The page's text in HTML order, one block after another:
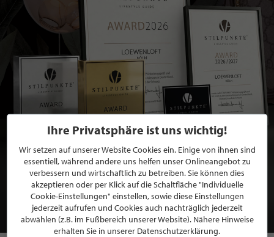
BEWERBEN SIE SICH FÜR EINE GRATIS
MITGLIEDSCHAFT BEI STILPUNKTE®
JETZT GRATIS BEWERBEN
Ihre Privatsphäre ist uns wichtig!
Wir setzen auf unserer Website Cookies ein. Einige von ihnen sind
essentiell, während andere uns helfen unser Onlineangebot zu
verbessern und wirtschaftlich zu betreiben. Sie können dies
akzeptieren oder per Klick auf die Schaltfläche "Individuelle
Cookie-Einstellungen" einstellen, sowie diese Einstellungen
jederzeit aufrufen und Cookies auch nachträglich jederzeit
abwählen (z.B. im Fußbereich unserer Website). Nähere Hinweise
erhalten Sie in unserer Datenschutzerklärung.